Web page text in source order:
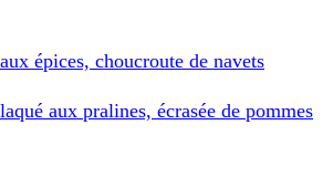
épices, choucroute de navets
aux pralines, écrasée de pommes